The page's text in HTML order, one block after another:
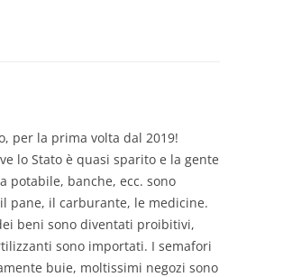
per la prima volta dal 2019!
lo Stato è quasi sparito e la gente
potabile, banche, ecc. sono
pane, il carburante, le medicine.
beni sono diventati proibitivi,
sono importati. I semafori
buie, moltissimi negozi sono